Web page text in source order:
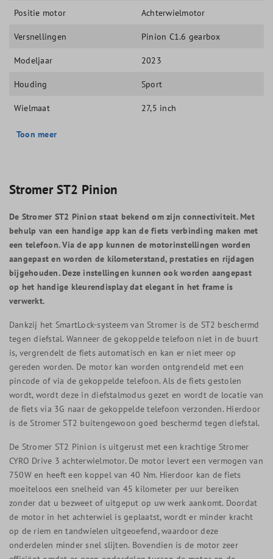
Positie motor Achterwielmotor
Versnellingen Pinion C1.6 gearbox
Modeljaar 2023
Houding Sport
Wielmaat 27,5 inch
Toon meer
Stromer ST2 Pinion
De Stromer ST2 Pinion staat bekend om zijn connectiviteit. Met
behulp van een handige app kan de fiets verbinding maken met
een telefoon. Via de app kunnen de motorinstellingen worden
aangepast en worden de kilometerstand, prestaties en rijdagen
bijgehouden. Deze instellingen kunnen ook worden aangepast
op het handige kleurendisplay dat elegant in het frame is
verwerkt.
Dankzij het SmartLock-systeem van Stromer is de ST2 beschermd
tegen diefstal. Wanneer de gekoppelde telefoon niet in de buurt
is, vergrendelt de fiets automatisch en kan er niet meer op
gereden worden. De motor kan worden ontgrendeld met een
pincode of via de gekoppelde telefoon. Als de fiets gestolen
wordt, wordt deze in diefstalmodus gezet en wordt de locatie van
de fiets via 3G naar de gekoppelde telefoon verzonden. Hierdoor
is de Stromer ST2 buitengewoon goed beschermd tegen diefstal.
De Stromer ST2 Pinion is uitgerust met een krachtige Stromer
CYRO Drive 3 achterwielmotor. De motor levert een vermogen van
750W en heeft een koppel van 40 Nm. Hierdoor kan de fiets
moeiteloos een snelheid van 45 kilometer per uur bereiken
zonder dat u bezweet of uitgeput op uw werk aankomt. Doordat
de motor in het achterwiel is geplaatst, wordt er minder kracht
op de riem en tandwielen uitgeoefend, waardoor deze
onderdelen minder snel slijten. Bovendien is de motor zeer